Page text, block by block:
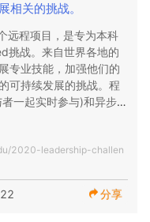
相关的挑战。
远程项目，是专为本科
挑战。来自世界各地的
专业技能，加强他们的
可持续发展的挑战。程
一起实时参与)和异步活
会、讲座和学习活动
，远程解决俄勒冈州尤
展相关的挑战。
2020-leadership-
2020-leadership-challen
分享